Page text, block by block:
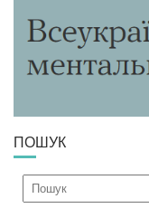
ПОШУК